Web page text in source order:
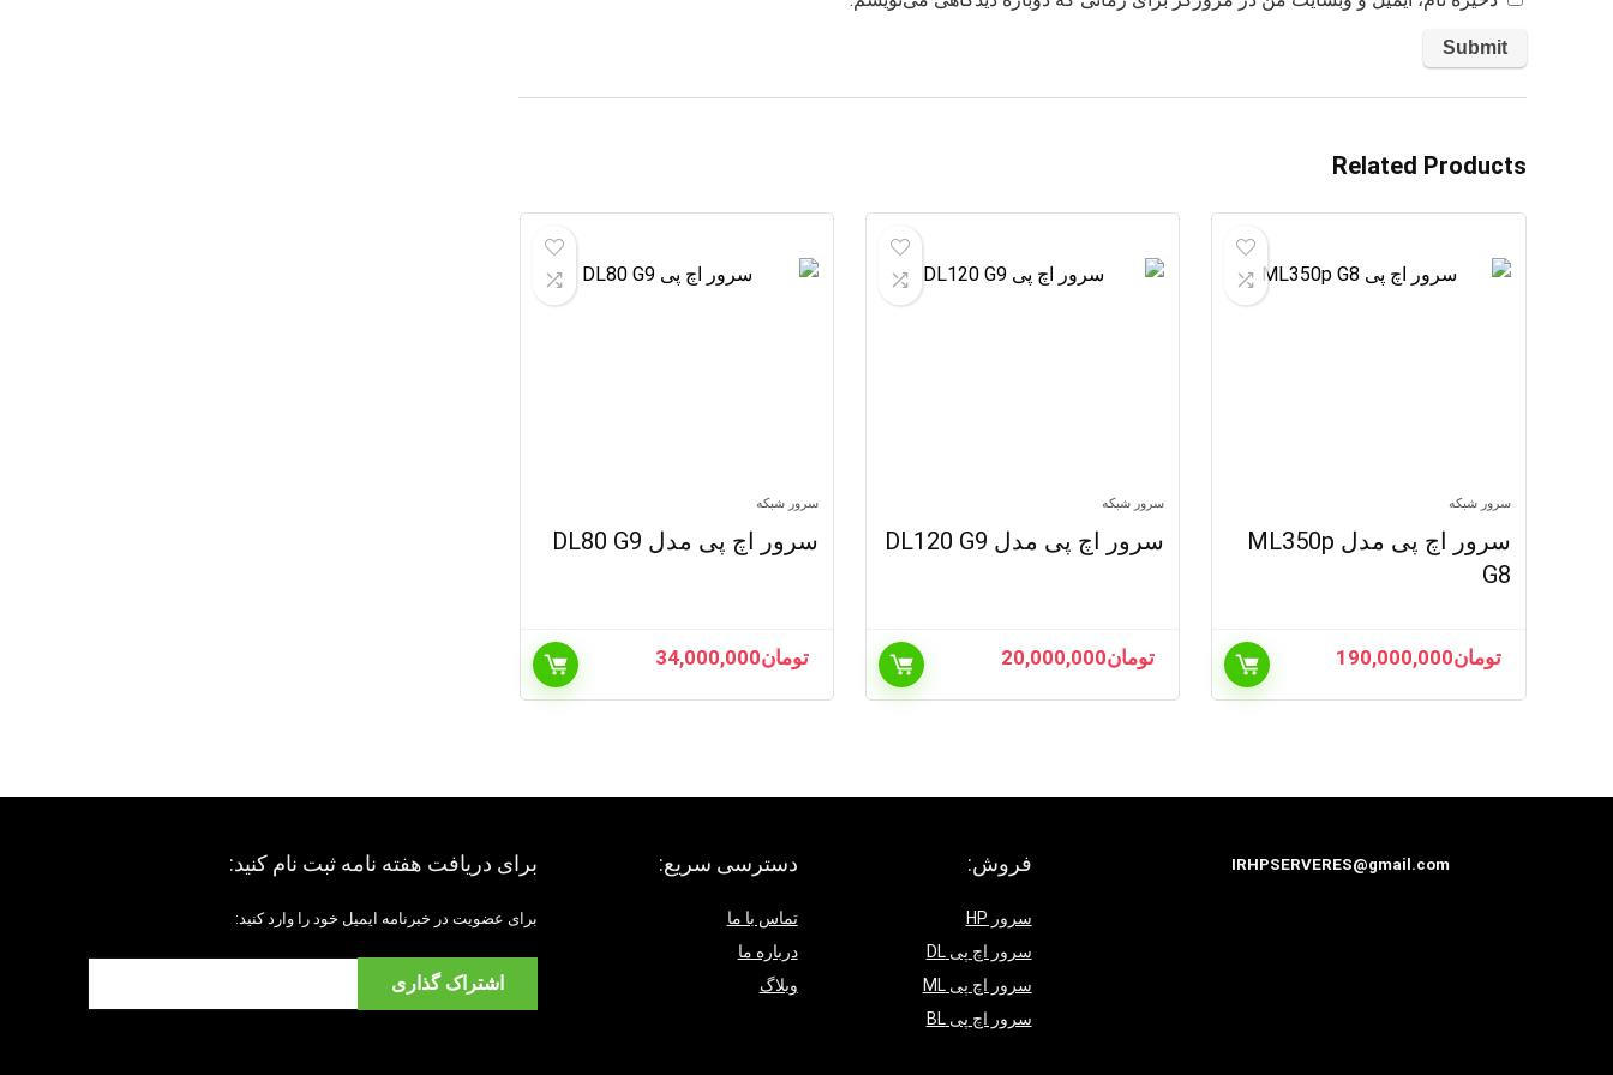
Related Products
سرور شبکه
سرور اچ پی مدل ML350p
G8
تومان190,000,000
سرور شبکه
سرور اچ پی مدل DL120 G9
تومان20,000,000
سرور شبکه
سرور اچ پی مدل DL80 G9
تومان34,000,000
فروش:
سرور HP
سرور اچ پی DL
سرور اچ پی ML
سرور اچ پی BL
دسترسی سریع:
تماس با ما
درباره ما
وبلاگ
برای دریافت هفته نامه ثبت نام کنید:
برای عضویت در خبرنامه ایمیل خود را وارد کنید: